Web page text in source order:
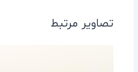
تصاویر مرتبط